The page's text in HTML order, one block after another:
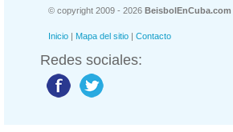
© copyright 2009 - 2026 BeisbolEnCuba.com
Inicio | Mapa del sitio | Contacto
Redes sociales: